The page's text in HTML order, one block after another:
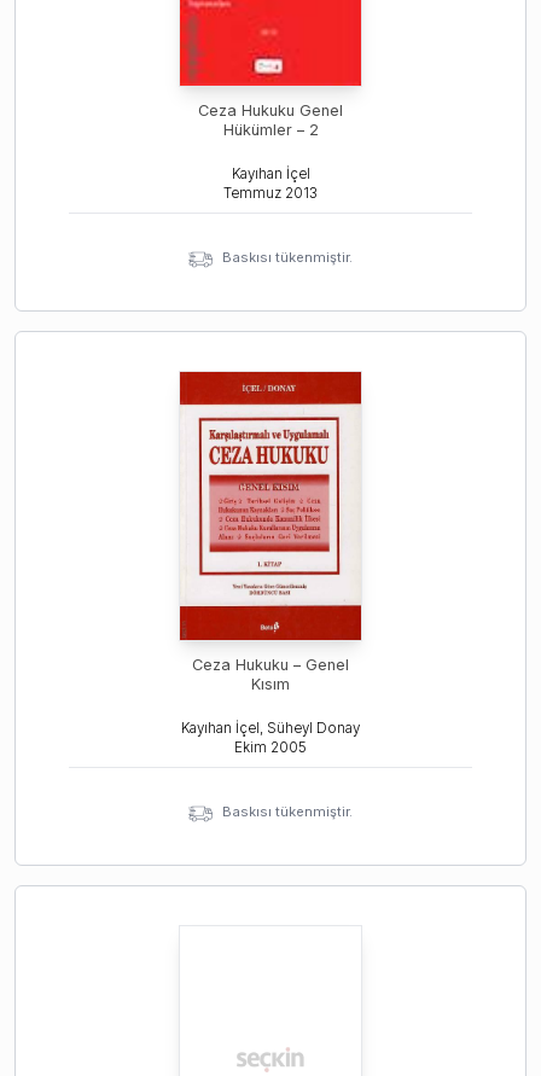
Ceza Hukuku Genel
Hükümler – 2
Kayıhan İçel
Temmuz 2013
Baskısı tükenmiştir.
Ceza Hukuku – Genel
Kısım
Kayıhan İçel, Süheyl Donay
Ekim 2005
Baskısı tükenmiştir.